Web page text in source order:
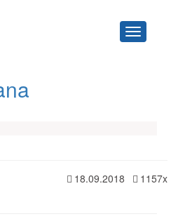
Navigace
18.09.2018 1157x